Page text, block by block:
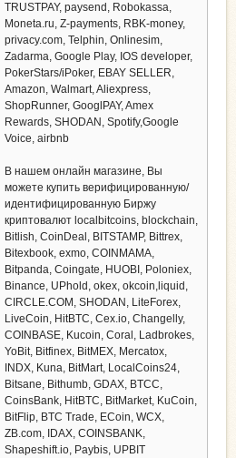
TRUSTPAY, paysend, Robokassa,
Moneta.ru, Z-payments, RBK-money,
privacy.com, Telphin, Оnlinesim,
Zadarma, Google Play, IOS developer,
PokerStars/iPoker, EBAY SELLER,
Amazon, Walmart, Aliexpress,
ShopRunner, GooglPAY, Amex
Rewards, SHODAN, Spotify,Google
Voice, airbnb
В нашем онлайн магазине, Вы
можете купить верифицированную/
идентифицированную Биржу
криптовалют localbitcoins, blockchain,
Bitlish, CoinDeal, BITSTAMP, Bittrex,
Bitexbook, exmo, COINMAMA,
Bitpanda, Coingate, HUOBI, Poloniex,
Binance, UPhold, okex, okcoin,liquid,
CIRCLE.COM, SHODAN, LiteForex,
LiveCoin, HitBTC, Cex.io, Changelly,
COINBASE, Kucoin, Coral, Ladbrokes,
YoBit, Bitfinex, BitMEX, Mercatox,
INDX, Kuna, BitMart, LocalCoins24,
Bitsane, Bithumb, GDAX, BTCC,
CoinsBank, HitBTC, BitMarket, KuCoin,
BitFlip, BTC Trade, ECoin, WCX,
ZB.com, IDAX, СOINSBANK,
Shapeshift.io, Paybis, UPBIT